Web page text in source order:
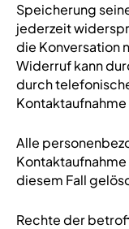
Speicherung
jederzeit
die Konversation
Widerruf kann
durch
Alle
diesem Fall
Rechte der